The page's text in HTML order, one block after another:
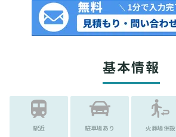
基本情報
駅近 駐車場あり 火葬場併設